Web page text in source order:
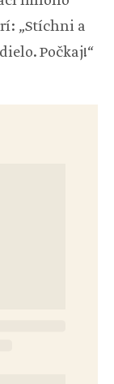
„Stíchni a
Počkaj!“